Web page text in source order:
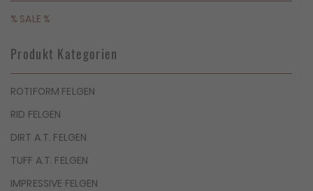
% SALE %
Produkt Kategorien
ROTIFORM FELGEN
RID FELGEN
DIRT A.T. FELGEN
TUFF A.T. FELGEN
IMPRESSIVE FELGEN